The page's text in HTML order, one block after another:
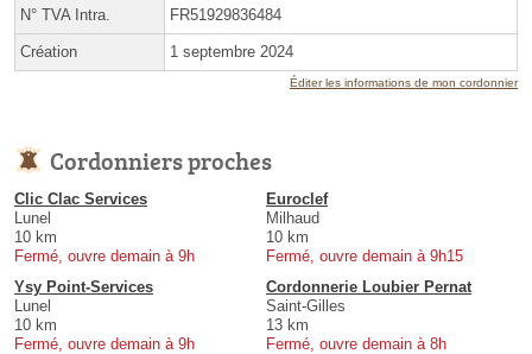
N° TVA Intra. FR51929836484
Création 1 septembre 2024
Éditer les informations de mon cordonnier
Cordonniers proches
Clic Clac Services
Lunel
10 km
Fermé, ouvre demain à 9h
Euroclef
Milhaud
10 km
Fermé, ouvre demain à 9h15
Ysy Point-Services
Lunel
10 km
Fermé, ouvre demain à 9h
Cordonnerie Loubier Pernat
Saint-Gilles
13 km
Fermé, ouvre demain à 8h